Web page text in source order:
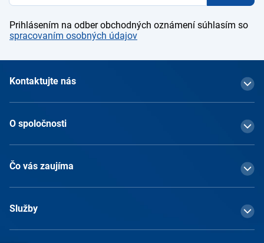
Prihlásením na odber obchodných oznámení súhlasím so
spracovaním osobných údajov
Kontaktujte nás
O spoločnosti
Čo vás zaujíma
Služby